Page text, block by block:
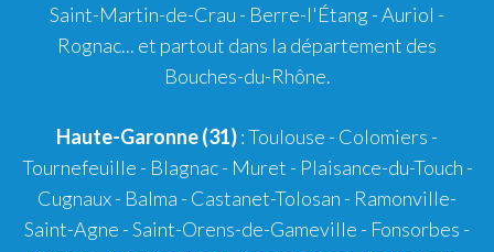
Saint-Martin-de-Crau - Berre-l'Étang -Auriol -
Rognac... et partout dans la département des
Bouches-du-Rhône.
Haute-Garonne (31):Toulouse - Colomiers -
Tournefeuille - Blagnac- Muret - Plaisance-du-Touch -
Cugnaux- Balma - Castanet-Tolosan - Ramonville-
Saint-Agne - Saint-Orens-de-Gameville - Fonsorbes -